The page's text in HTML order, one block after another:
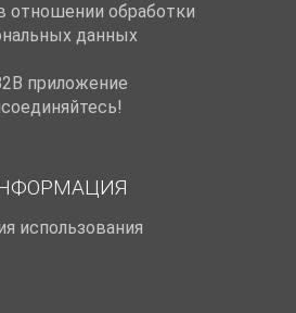
отношении обработки
данных
приложение
использования